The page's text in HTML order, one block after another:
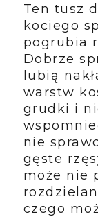
Ten tusz
kociego
pogrubia
Dobrze
lubią
warstw
grudki i
nie
gęste
może nie
czego